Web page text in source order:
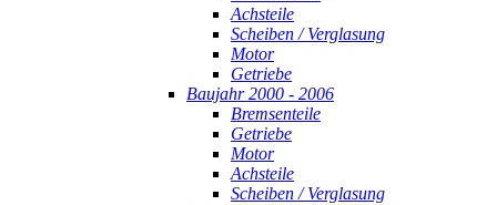
Achsteile
Scheiben / Verglasung
Motor
Getriebe
Baujahr 2000 - 2006
Bremsenteile
Getriebe
Motor
Achsteile
Scheiben / Verglasung